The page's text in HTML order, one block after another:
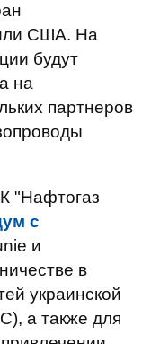
США. На
будут
на
партнеров
"Нафтогаз
с
и
в
украинской
а также для